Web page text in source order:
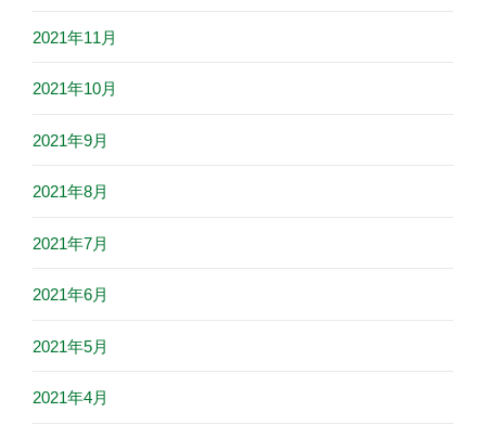
2021年11月
2021年10月
2021年9月
2021年8月
2021年7月
2021年6月
2021年5月
2021年4月